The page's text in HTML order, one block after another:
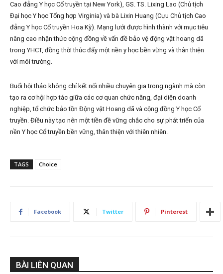
Cao đẳng Y học Cổ truyền tại New York), GS. TS. Lixing Lao (Chủ tịch
Đại học Y học Tổng hợp Virginia) và bà Lixin Huang (Cựu Chủ tịch Cao
đẳng Y học Cổ truyền Hoa Kỳ). Mạng lưới được hình thành với mục tiêu
nâng cao nhận thức cộng đồng về vấn đề bảo vệ động vật hoang dã
trong YHCT, đồng thời thúc đẩy một nền y học bền vững và thân thiện
với môi trường.
Buổi hội thảo không chỉ kết nối nhiều chuyên gia trong ngành mà còn
tạo ra cơ hội hợp tác giữa các cơ quan chức năng, đại diện doanh
nghiệp, tổ chức bảo tồn Động vật Hoang dã và cộng đồng Y học Cổ
truyền. Điều này tạo nên một tiền đề vững chắc cho sự phát triển của
nền Y học Cổ truyền bền vững, thân thiện với thiên nhiên.
TAGS Choice
Facebook Twitter Pinterest
BÀI LIÊN QUAN